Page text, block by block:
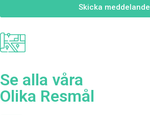
Skicka meddelande
Se alla våra
Olika Resmål